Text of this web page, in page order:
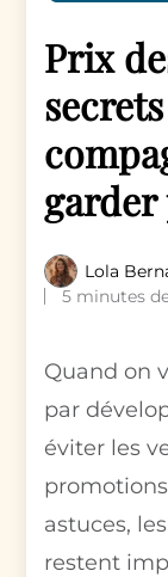
Prix
Lola
5 minutes
Quand on
par
éviter les
astuces,
restent